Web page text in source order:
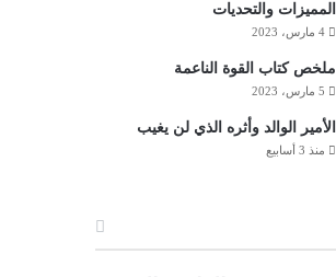
المميزات والتحديات
4 مارس، 2023
ملخص كتاب القوة الناعمة
5 مارس، 2023
الأمير الوالد وأثره الذي لن يغيب
منذ 3 أسابيع